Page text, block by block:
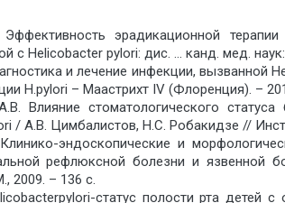
эрадикационной
с Helicobacter pylori: дис. … канд. мед.
и лечение инфекции, вызванной
H.pylori – Маастрихт IV (Флоренция). –
Влияние стоматологического
/ А.В. Цимбалистов, Н.С. Робакидзе //
эндоскопические и
рефлюксной болезни и язвенной
2009. – 136 с.
статус полости рта детей